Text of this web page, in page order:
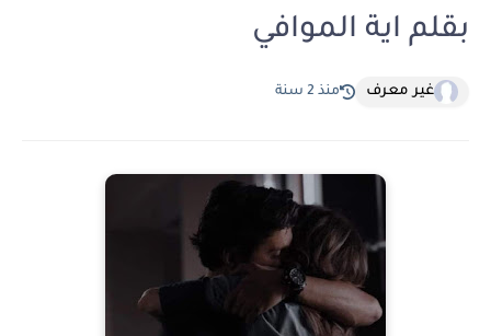
بقلم اية الموافي
غير معرف منذ 2 سنة